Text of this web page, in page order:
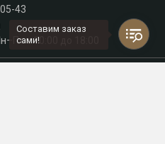
43
с 10:00 до 18:00
Составим заказ
сами!